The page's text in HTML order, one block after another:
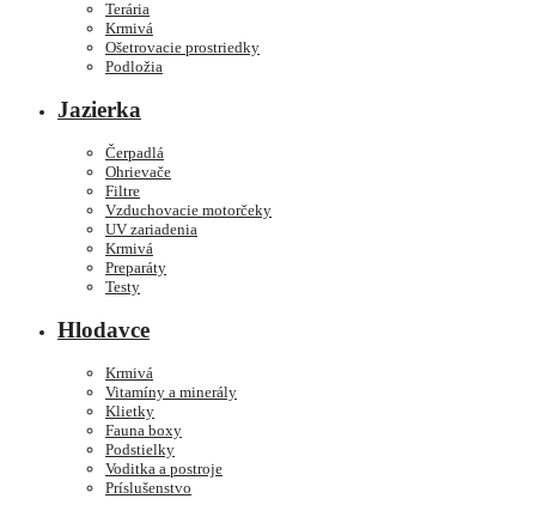
Terária
Krmivá
Ošetrovacie prostriedky
Podložia
Jazierka
Čerpadlá
Ohrievače
Filtre
Vzduchovacie motorčeky
UV zariadenia
Krmivá
Preparáty
Testy
Hlodavce
Krmivá
Vitamíny a minerály
Klietky
Fauna boxy
Podstielky
Voditka a postroje
Príslušenstvo